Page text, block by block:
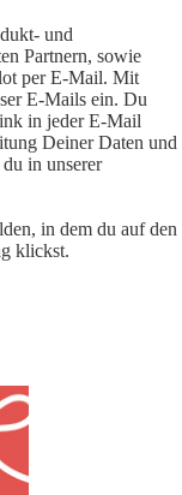
und
Partnern, sowie
per E-Mail. Mit
E-Mails ein. Du
in jeder E-Mail
Deiner Daten und
in unserer
in dem du auf den
klickst.